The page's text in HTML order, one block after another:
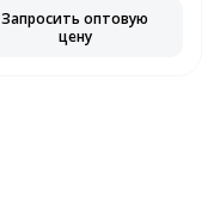
Запросить оптовую
цену